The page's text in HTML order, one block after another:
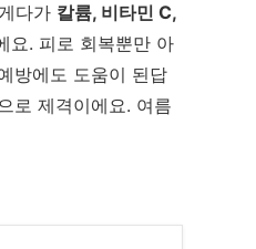
게다가 칼륨, 비타민 C,
요. 피로 회복뿐만 아
방에도 도움이 된답
로 제격이에요. 여름